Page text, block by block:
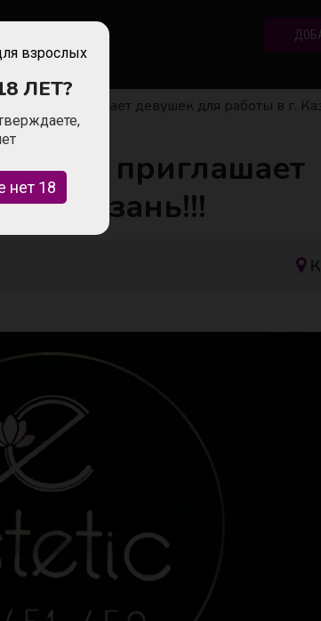
связь
приглашает девушек для работы в г.
приглашает
г. Казань!!!
взрослых
ЛЕТ?
нет 18